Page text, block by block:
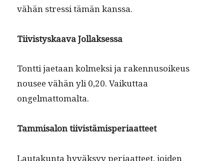
vähän stres­si tämän kanssa.
Tiivistyskaa­va Jollaksessa
Tont­ti jae­taan kolmek­si ja raken­nu­soikeus
nousee vähän yli 0,20. Vaikut­taa
ongelmattomalta.
Tam­misa­lon tiivistämisperiaatteet
Lau­takun­ta hyväksyy peri­aat­teet, joiden